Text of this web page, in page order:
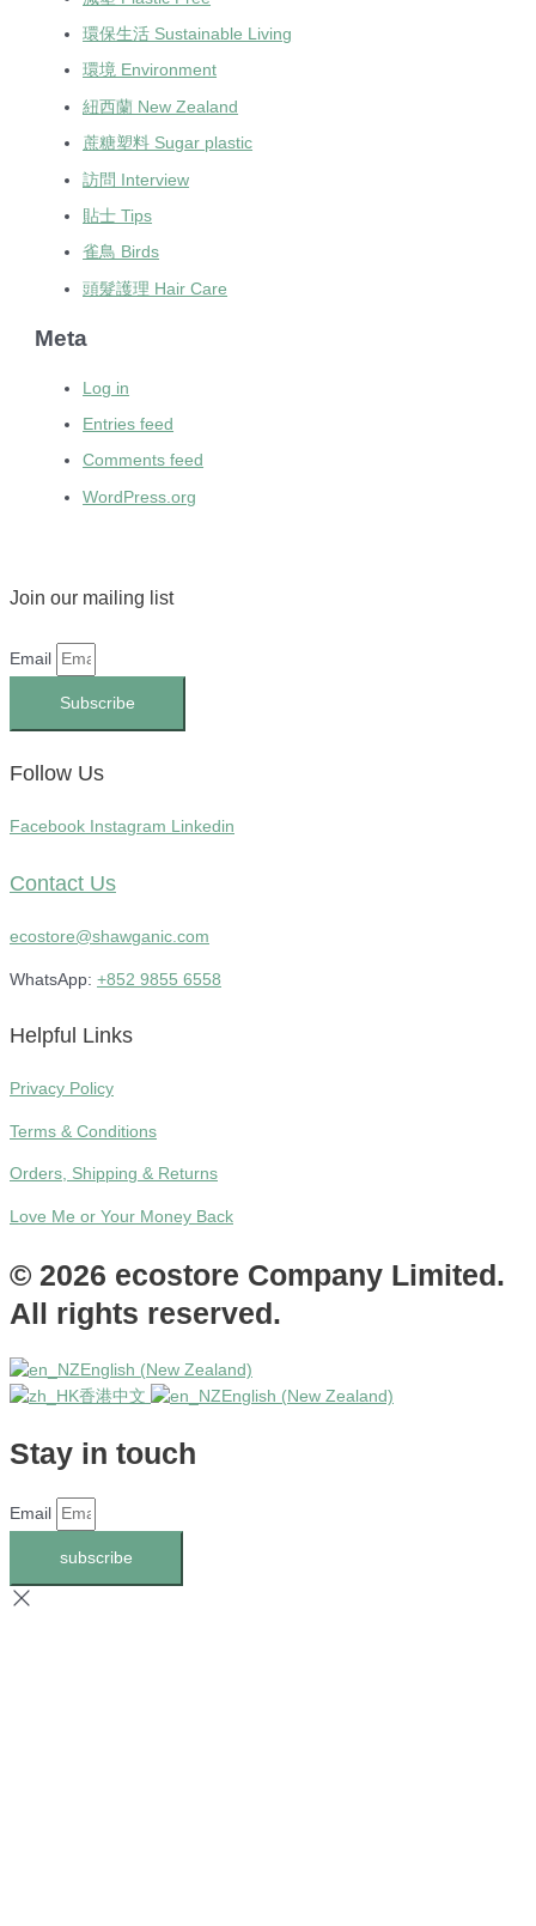
環保生活 Sustainable Living
環境 Environment
紐西蘭 New Zealand
蔗糖塑料 Sugar plastic
訪問 Interview
貼士 Tips
雀鳥 Birds
頭髮護理 Hair Care
Meta
Log in
Entries feed
Comments feed
WordPress.org
Join our mailing list
Email
Subscribe
Follow Us
Facebook Instagram Linkedin
Contact Us
ecostore@shawganic.com
WhatsApp: +852 9855 6558
Helpful Links
Privacy Policy
Terms & Conditions
Orders, Shipping & Returns
Love Me or Your Money Back
© 2026 ecostore Company Limited.
All rights reserved.
English (New Zealand)
香港中文
English (New Zealand)
Stay in touch
Email
subscribe